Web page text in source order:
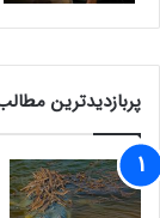
پربازدیدترین